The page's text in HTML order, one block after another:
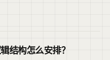
结构怎么安排？